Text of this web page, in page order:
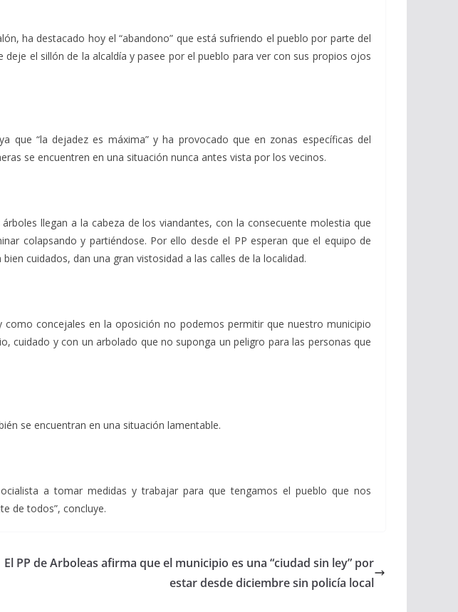
ha destacado hoy el “abandono” que está sufriendo el pueblo por parte del
el sillón de la alcaldía y pasee por el pueblo para ver con sus propios ojos
que “la dejadez es máxima” y ha provocado que en zonas específicas del
se encuentren en una situación nunca antes vista por los vecinos.
llegan a la cabeza de los viandantes, con la consecuente molestia que
colapsando y partiéndose. Por ello desde el PP esperan que el equipo de
cuidados, dan una gran vistosidad a las calles de la localidad.
concejales en la oposición no podemos permitir que nuestro municipio
cuidado y con un arbolado que no suponga un peligro para las personas que
se encuentran en una situación lamentable.
a tomar medidas y trabajar para que tengamos el pueblo que nos
de todos”, concluye.
El PP de Arboleas afirma que el municipio es una “ciudad sin ley” por
estar desde diciembre sin policía local